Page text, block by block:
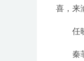
喜，来
任晓
秦菲